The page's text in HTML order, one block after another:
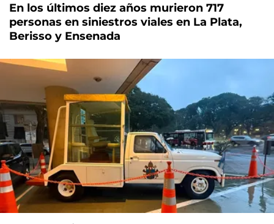
En los últimos diez años murieron 717
personas en siniestros viales en La Plata,
Berisso y Ensenada